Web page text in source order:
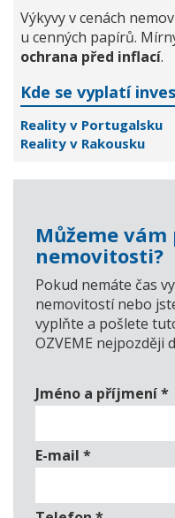
Výkyvy v cenách
u cenných papírů.
ochrana před inflací.
Kde se vyplatí
Reality v Portugalsku
Reality v Rakousku
Můžeme
nemovitosti?
Pokud nemáte čas
nemovitostí nebo
vyplňte a pošlete
OZVEME nejpozději
Jméno a příjmení*
E-mail *